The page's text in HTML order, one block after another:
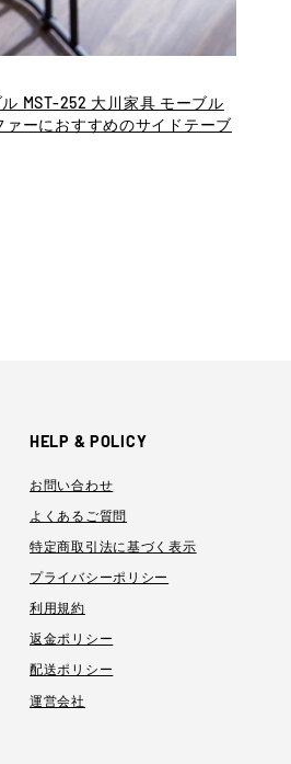
MST-252 大川家具 モーブル
ァーにおすすめのサイドテーブ
HELP & POLICY
お問い合わせ
よくあるご質問
特定商取引法に基づく表示
プライバシーポリシー
利用規約
返金ポリシー
配送ポリシー
運営会社